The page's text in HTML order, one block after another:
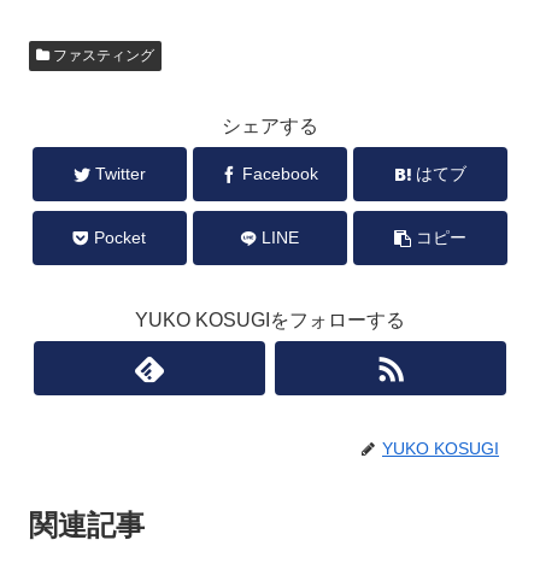
ファスティング
シェアする
Twitter Facebook はてブ
Pocket LINE コピー
YUKO KOSUGIをフォローする
YUKO KOSUGI
関連記事